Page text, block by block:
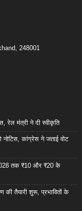
248001
रेल मंत्री ने दी स्वीकृति
कांग्रेस ने जताई वोट
तक ₹10 और ₹20 के
की तैयारी शुरू, प्रभावितों के